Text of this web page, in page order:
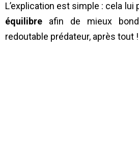
L’explication est simple : cela lui
équilibre afin de mieux
redoutable prédateur, après tout !